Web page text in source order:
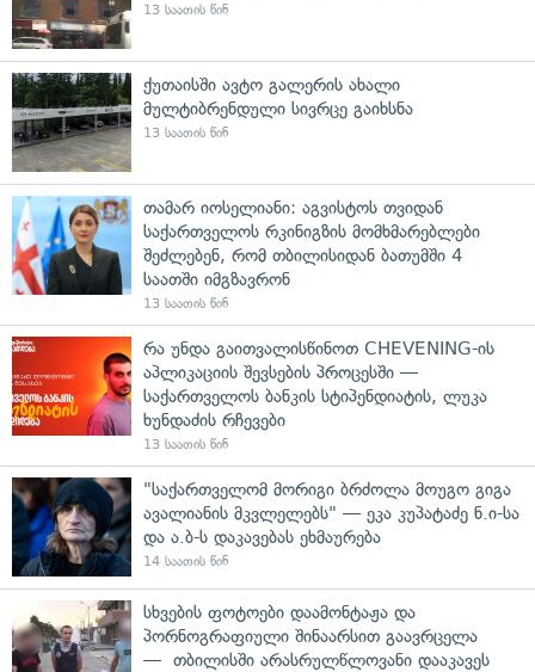
13 საათის წინ
ქუთაისში ავტო გალერის ახალი
მულტიბრენდული სივრცე გაიხსნა
13 საათის წინ
თამარ იოსელიანი: აგვისტოს თვიდან
საქართველოს რკინიგზის მომხმარებლები
შეძლებენ, რომ თბილისიდან ბათუმში 4
საათში იმგზავრონ
13 საათის წინ
რა უნდა გაითვალისწინოთ CHEVENING-ის
აპლიკაციის შევსების პროცესში —
საქართველოს ბანკის სტიპენდიატის, ლუკა
ხუნდაძის რჩევები
13 საათის წინ
"საქართველომ მორიგი ბრძოლა მოუგო გიგა
ავალიანის მკვლელებს" — ეკა კუპატაძე ნ.ი-სა
და ა.ბ-ს დაკავებას ეხმაურება
14 საათის წინ
სხვების ფოტოები დაამონტაჟა და
პორნოგრაფიული შინაარსით გაავრცელა
— თბილისში არასრულწლოვანი დააკავეს